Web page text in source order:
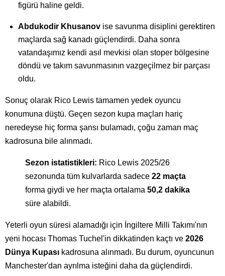
figürü haline geldi.
Abdukodir Khusanov ise savunma disiplini gerektiren
maçlarda sağ kanadı güçlendirdi. Daha sonra
vatandaşımız kendi asıl mevkisi olan stoper bölgesine
döndü ve takım savunmasının vazgeçilmez bir parçası
oldu.
Sonuç olarak Rico Lewis tamamen yedek oyuncu
konumuna düştü. Geçen sezon kupa maçları hariç
neredeyse hiç forma şansı bulamadı, çoğu zaman maç
kadrosuna bile alınmadı.
Sezon istatistikleri: Rico Lewis 2025/26
sezonunda tüm kulvarlarda sadece 22 maçta
forma giydi ve her maçta ortalama 50,2 dakika
süre alabildi.
Yeterli oyun süresi alamadığı için İngiltere Milli Takımı'nın
yeni hocası Thomas Tuchel'in dikkatinden kaçtı ve 2026
Dünya Kupası kadrosuna alınmadı. Bu durum, oyuncunun
Manchester'dan ayrılma isteğini daha da güçlendirdi.